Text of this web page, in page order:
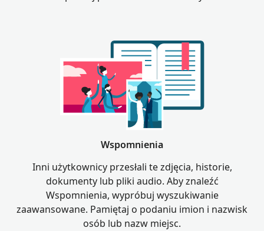
Wspomnienia
Inni użytkownicy przesłali te zdjęcia, historie,
dokumenty lub pliki audio. Aby znaleźć
Wspomnienia, wypróbuj wyszukiwanie
zaawansowane. Pamiętaj o podaniu imion i nazwisk
osób lub nazw miejsc.